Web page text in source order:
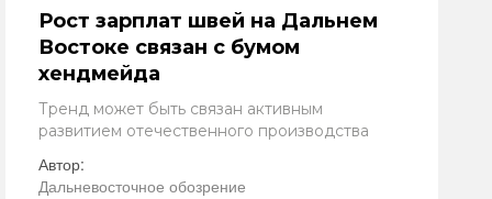
Рост зарплат швей на Дальнем
Востоке связан с бумом
хендмейда
Тренд может быть связан активным
развитием отечественного производства
Автор:
Дальневосточное обозрение